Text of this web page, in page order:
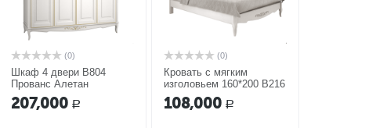
(0)
Шкаф 4 двери В804
Прованс Алетан
207,000 Р
(0)
Кровать с мягким
изголовьем 160*200 В216
Прованс Алетан
108,000 Р